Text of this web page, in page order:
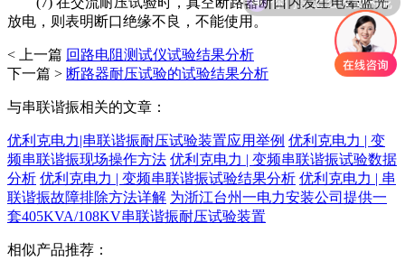
放电，则表明断口绝缘不良，不能使用。
< 上一篇 回路电阻测试仪试验结果分析
下一篇 > 断路器耐压试验的试验结果分析
与串联谐振相关的文章：
优利克电力|串联谐振耐压试验装置应用举例 优利克电力 | 变
频串联谐振现场操作方法 优利克电力 | 变频串联谐振试验数据
分析 优利克电力 | 变频串联谐振试验结果分析 优利克电力 | 串
联谐振故障排除方法详解 为浙江台州一电力安装公司提供一
套405KVA/108KV串联谐振耐压试验装置
相似产品推荐：